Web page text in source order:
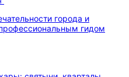
города и
гидом